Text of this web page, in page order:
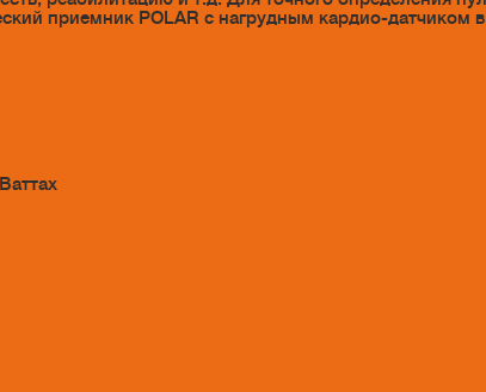
приемник POLAR с нагрудным кардио-датчиком